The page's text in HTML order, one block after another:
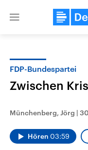
Close
FDP-Bundespartei
Zwischen
Münchenberg, Jörg |
Hören 03:59